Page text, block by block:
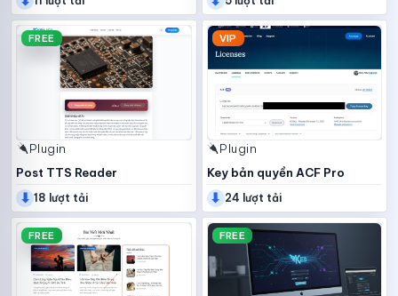
FREE
Plugin
Post TTS Reader
⬇ 18 lượt tải
VIP
Plugin
Key bản quyền ACF Pro
⬇ 24 lượt tải
FREE FREE